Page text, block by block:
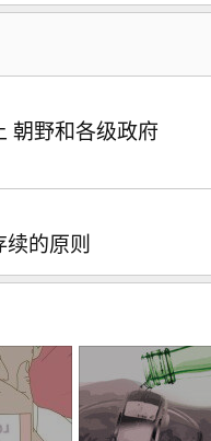
朝野和各级政府
的原则